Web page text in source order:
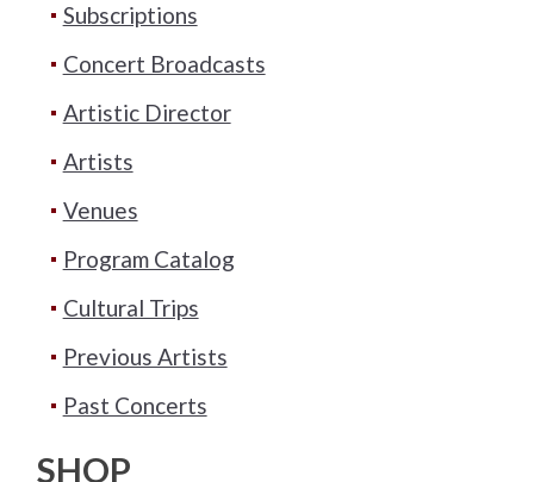
Subscriptions
Concert Broadcasts
Artistic Director
Artists
Venues
Program Catalog
Cultural Trips
Previous Artists
Past Concerts
SHOP